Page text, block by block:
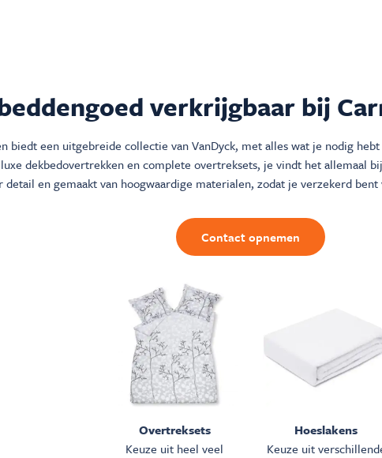
verkrijgbaar bij
biedt een uitgebreide collectie van VanDyck, met alles wat je nodig
dekbedovertrekken en complete overtreksets, je vindt het allemaal
detail en gemaakt van hoogwaardige materialen, zodat je verzekerd
Contact opnemen
Overtreksets
Keuze uit heel veel
Hoeslakens
Keuze uit